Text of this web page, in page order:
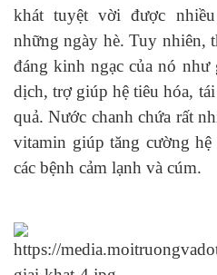
khát tuyệt vời được
những ngày hè. Tuy nhiên,
đáng kinh ngạc của nó như
dịch, trợ giúp hệ tiêu hóa,
quả. Nước chanh chứa rất
vitamin giúp tăng cường
các bệnh cảm lạnh và cúm.